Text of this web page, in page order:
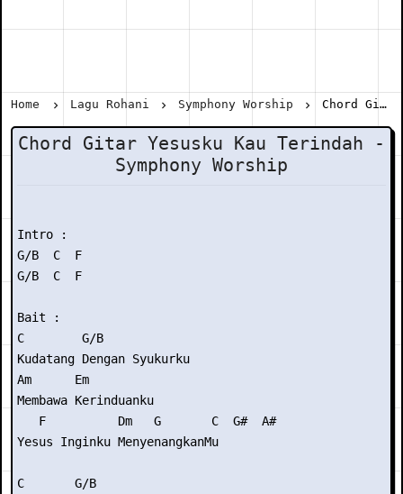
Home Lagu Rohani Symphony Worship Chord Gitar Yesusku Kau Terindah - Symphony Worship
Chord Gitar Yesusku Kau Terindah -
Symphony Worship
Intro :
G/B  C  F
G/B  C  F
Bait :
C        G/B
Kudatang Dengan Syukurku
Am      Em
Membawa Kerinduanku
   F          Dm   G       C  G#  A#
Yesus Inginku MenyenangkanMu
C       G/B